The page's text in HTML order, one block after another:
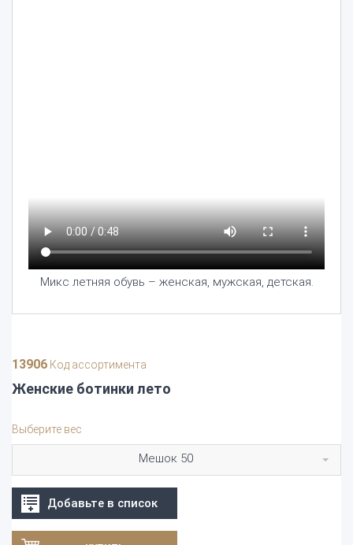
Микс летняя обувь – женская, мужская, детская.
13906 Код ассортимента
Женские ботинки лето
Выберите вес
Мешок 50
Добавьте в список